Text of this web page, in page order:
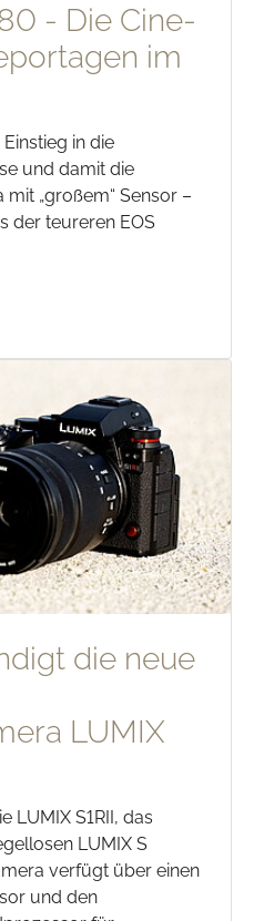
- Die Cine-
im
in die
und damit die
„großem“ Sensor –
der teureren EOS
die neue
LUMIX
LUMIX S1RII, das
LUMIX S
verfügt über einen
und den